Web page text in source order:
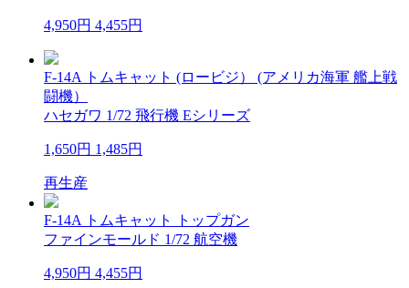
4,950円 4,455円
F-14A トムキャット (ロービジ） (アメリカ海軍 艦上戦
闘機）
ハセガワ 1/72 飛行機 Eシリーズ
1,650円 1,485円
再生産
F-14A トムキャット トップガン
ファインモールド 1/72 航空機
4,950円 4,455円